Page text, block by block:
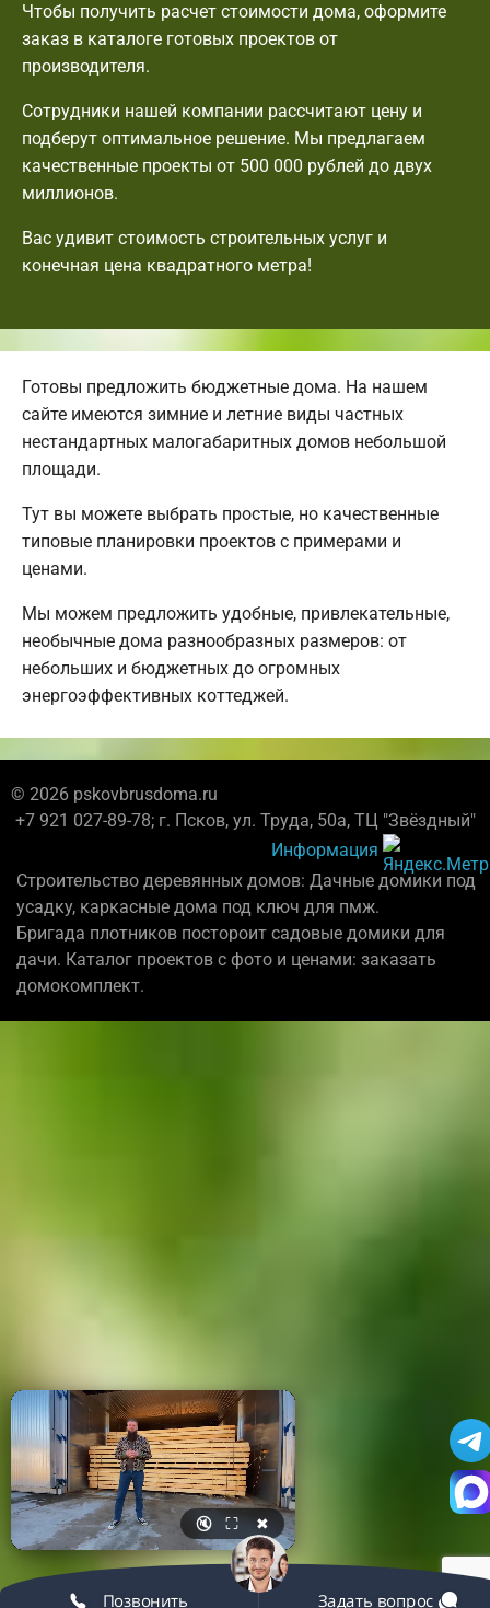
Чтобы получить расчет стоимости дома, оформите
заказ в каталоге готовых проектов от
производителя.
Сотрудники нашей компании рассчитают цену и
подберут оптимальное решение. Мы предлагаем
качественные проекты от 500 000 рублей до двух
миллионов.
Вас удивит стоимость строительных услуг и
конечная цена квадратного метра!
Готовы предложить бюджетные дома. На нашем
сайте имеются зимние и летние виды частных
нестандартных малогабаритных домов небольшой
площади.
Тут вы можете выбрать простые, но качественные
типовые планировки проектов с примерами и
ценами.
Мы можем предложить удобные, привлекательные,
необычные дома разнообразных размеров: от
небольших и бюджетных до огромных
энергоэффективных коттеджей.
© 2026 pskovbrusdoma.ru
+7 921 027-89-78; г. Псков, ул. Труда, 50а, ТЦ "Звёздный"
Информация
Строительство деревянных домов: Дачные домики под
усадку, каркасные дома под ключ для пмж.
Бригада плотников постороит садовые домики для
дачи. Каталог проектов с фото и ценами: заказать
домокомплект.
🔇 ⛶ ✖
Позвонить Задать вопрос